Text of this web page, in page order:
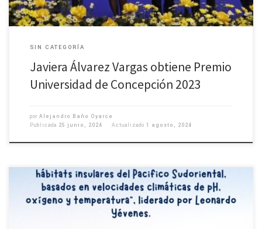
SIN CATEGORÍA
Javiera Álvarez Vargas obtiene Premio
Universidad de Concepción 2023
por Alejandro Baño Oyarce
Publicada 25 junio, 2024 Actualizado 1 agosto, 2024